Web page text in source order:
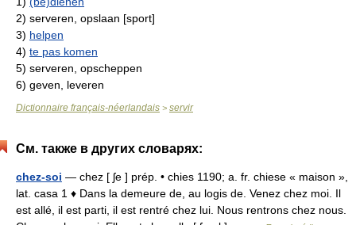
2) serveren, opslaan [sport]
3) helpen
4) te pas komen
5) serveren, opscheppen
6) geven, leveren
Dictionnaire français-néerlandais > servir
См. также в других словарях:
chez-soi — chez [ ʃe ] prép. • chies 1190; a. fr. chiese « maison »,
lat. casa 1 ♦ Dans la demeure de, au logis de. Venez chez moi. Il
est allé, il est parti, il est rentré chez lui. Nous rentrons chez nous.